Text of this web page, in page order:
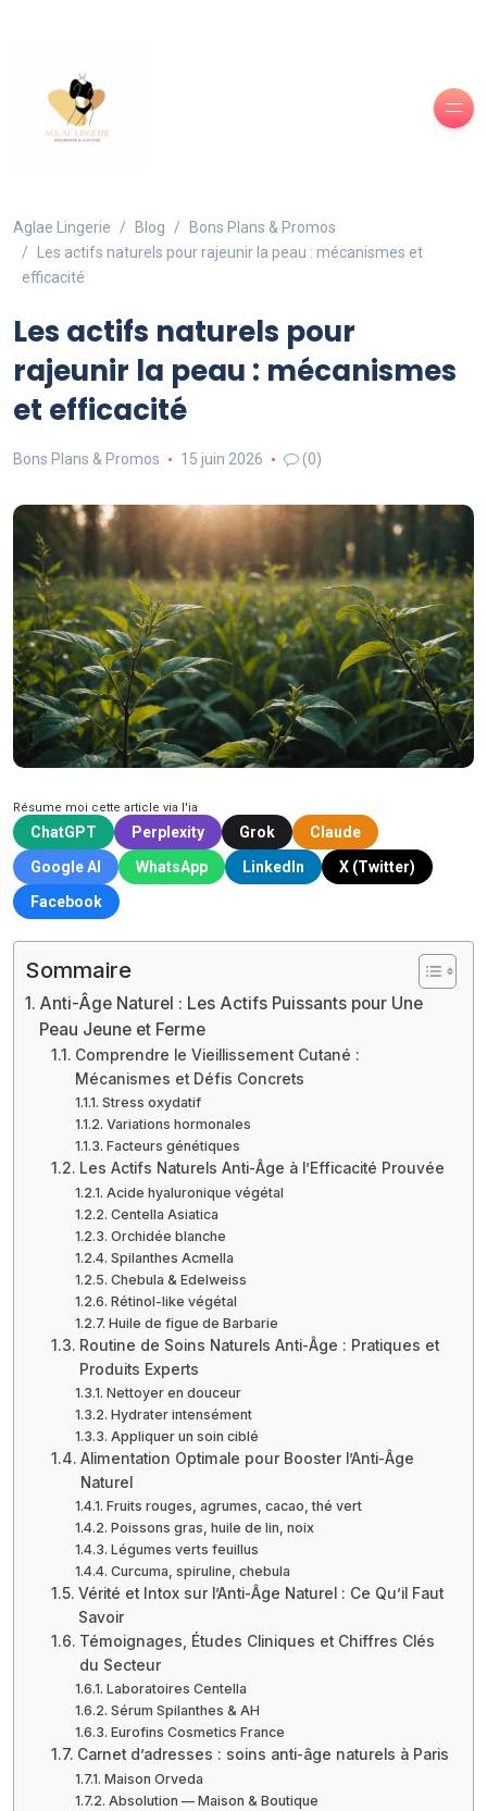
Aglae Lingerie Blog
Bons Plans & Promos
Les actifs naturels pour rajeunir la peau : mécanismes et
efficacité
Les actifs naturels pour
rajeunir la peau : mécanismes
et efficacité
Bons Plans & Promos 15 juin 2026 (0)
Résume moi cette article via l'ia
ChatGPT Perplexity Grok
Claude
Google AI
WhatsApp LinkedIn
X (Twitter)
Facebook
Sommaire
Anti-Âge Naturel : Les Actifs Puissants pour Une
Peau Jeune et Ferme
Comprendre le Vieillissement Cutané :
Mécanismes et Défis Concrets
Stress oxydatif
Variations hormonales
Facteurs génétiques
Les Actifs Naturels Anti-Âge à l’Efficacité Prouvée
Acide hyaluronique végétal
Centella Asiatica
Orchidée blanche
Spilanthes Acmella
Chebula & Edelweiss
Rétinol-like végétal
Huile de figue de Barbarie
Routine de Soins Naturels Anti-Âge : Pratiques et
Produits Experts
Nettoyer en douceur
Hydrater intensément
Appliquer un soin ciblé
Alimentation Optimale pour Booster l’Anti-Âge
Naturel
Fruits rouges, agrumes, cacao, thé vert
Poissons gras, huile de lin, noix
Légumes verts feuillus
Curcuma, spiruline, chebula
Vérité et Intox sur l’Anti-Âge Naturel : Ce Qu’il Faut
Savoir
Témoignages, Études Cliniques et Chiffres Clés
du Secteur
Laboratoires Centella
Sérum Spilanthes & AH
Eurofins Cosmetics France
Carnet d’adresses : soins anti-âge naturels à Paris
Maison Orveda
Absolution — Maison & Boutique